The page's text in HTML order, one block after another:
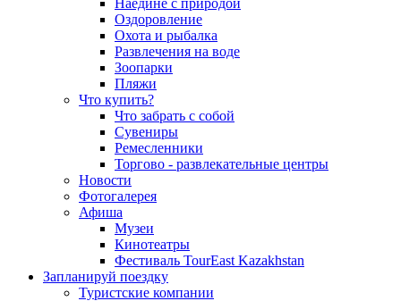
Наедине с природой
Оздоровление
Охота и рыбалка
Развлечения на воде
Зоопарки
Пляжи
Что купить?
Что забрать с собой
Сувениры
Ремесленники
Торгово - развлекательные центры
Новости
Фотогалерея
Афиша
Музеи
Кинотеатры
Фестиваль TourEast Kazakhstan
Запланируй поездку
Туристские компании